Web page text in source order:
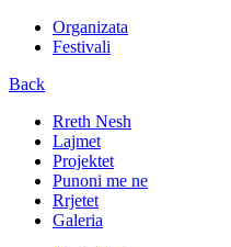
Organizata
Festivali
Back
Rreth Nesh
Lajmet
Projektet
Punoni me ne
Rrjetet
Galeria